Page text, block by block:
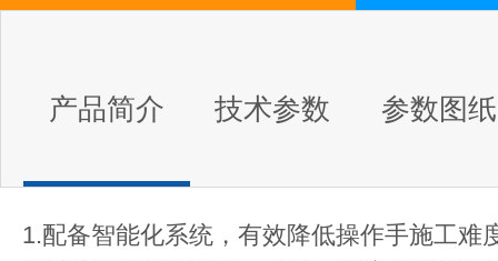
产品简介 技术参数 参数图纸
1.配备智能化系统，有效降低操作手施工难